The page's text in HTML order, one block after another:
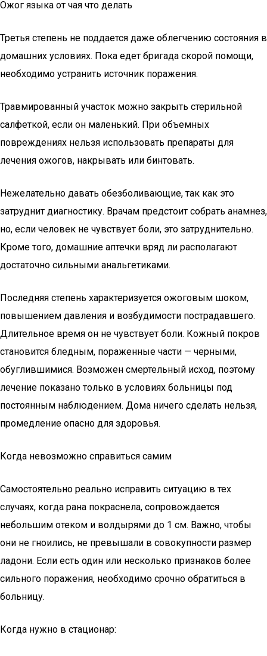
Ожог языка от чая что делать
Третья степень не поддается даже облегчению состояния в
домашних условиях. Пока едет бригада скорой помощи,
необходимо устранить источник поражения.
Травмированный участок можно закрыть стерильной
салфеткой, если он маленький. При объемных
повреждениях нельзя использовать препараты для
лечения ожогов, накрывать или бинтовать.
Нежелательно давать обезболивающие, так как это
затруднит диагностику. Врачам предстоит собрать анамнез,
но, если человек не чувствует боли, это затруднительно.
Кроме того, домашние аптечки вряд ли располагают
достаточно сильными анальгетиками.
Последняя степень характеризуется ожоговым шоком,
повышением давления и возбудимости пострадавшего.
Длительное время он не чувствует боли. Кожный покров
становится бледным, пораженные части — черными,
обуглившимися. Возможен смертельный исход, поэтому
лечение показано только в условиях больницы под
постоянным наблюдением. Дома ничего сделать нельзя,
промедление опасно для здоровья.
Когда невозможно справиться самим
Самостоятельно реально исправить ситуацию в тех
случаях, когда рана покраснела, сопровождается
небольшим отеком и волдырями до 1 см. Важно, чтобы
они не гноились, не превышали в совокупности размер
ладони. Если есть один или несколько признаков более
сильного поражения, необходимо срочно обратиться в
больницу.
Когда нужно в стационар: